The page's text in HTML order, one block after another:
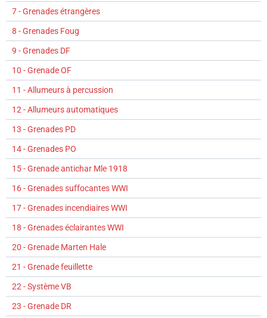
7 - Grenades étrangères
8 - Grenades Foug
9 - Grenades DF
10 - Grenade OF
11 - Allumeurs à percussion
12 - Allumeurs automatiques
13 - Grenades PD
14 - Grenades PO
15 - Grenade antichar Mle 1918
16 - Grenades suffocantes WWI
17 - Grenades incendiaires WWI
18 - Grenades éclairantes WWI
20 - Grenade Marten Hale
21 - Grenade feuillette
22 - Système VB
23 - Grenade DR